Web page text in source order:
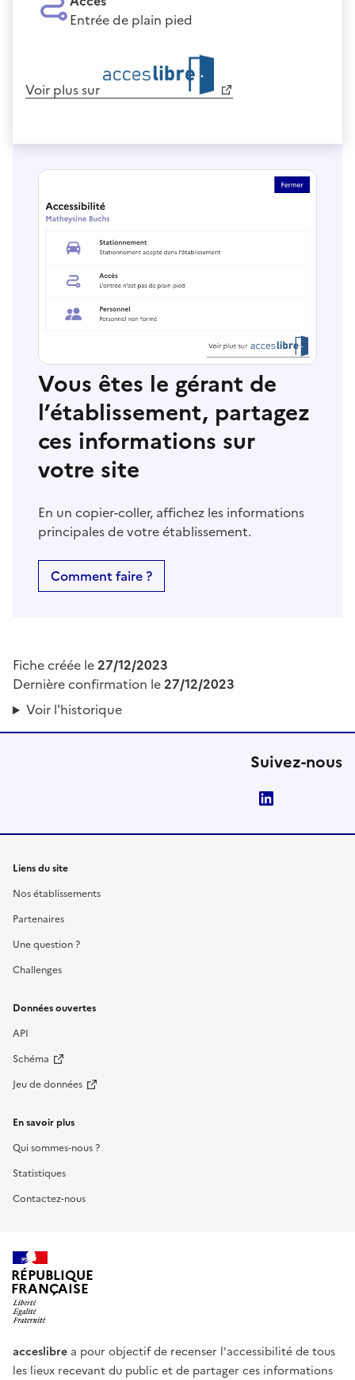
Entrée de plain pied
Voir plus sur
Vous êtes le gérant de
l’établissement, partagez
ces informations sur
votre site
En un copier-coller, affichez les informations
principales de votre établissement.
Comment faire ?
Fiche créée le27/12/2023
Dernière confirmation le27/12/2023
Voir l'historique
Suivez-nous
Liens du site
Nos établissements
Partenaires
Une question ?
Challenges
Données ouvertes
API
Schéma
Jeu de données
En savoir plus
Qui sommes-nous ?
Statistiques
Contactez-nous
RÉPUBLIQUE
FRANÇAISE
acceslibre a pour objectif de recenser l'accessibilité de tous
les lieux recevant du public et de partager ces informations